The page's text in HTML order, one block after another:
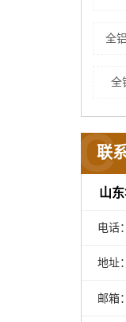
全
全
联
C
山
电话
地址
邮箱